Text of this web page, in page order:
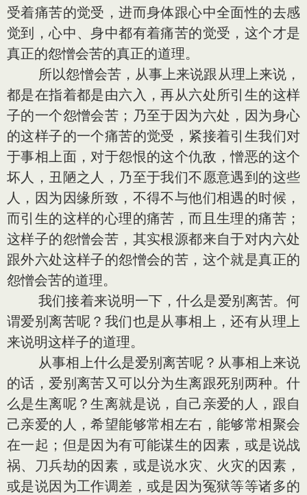
受着痛苦的觉受，进而身体跟心中全面性的去感
觉到，心中、身中都有着痛苦的觉受，这个才是
真正的怨憎会苦的真正的道理。
所以怨憎会苦，从事上来说跟从理上来说，
都是在指着都是由六入，再从六处所引生的这样
子的一个怨憎会苦；乃至于因为六处，因为身心
的这样子的一个痛苦的觉受，紧接着引生我们对
于事相上面，对于怨恨的这个仇敌，憎恶的这个
坏人，丑陋之人，乃至于我们不愿意遇到的这些
人，因为因缘所致，不得不与他们相遇的时候，
而引生的这样的心理的痛苦，而且生理的痛苦；
这样子的怨憎会苦，其实根源都来自于对内六处
跟外六处这样子的怨憎会的苦，这个就是真正的
怨憎会苦的道理。
我们接着来说明一下，什么是爱别离苦。何
谓爱别离苦呢？我们也是从事相上，还有从理上
来说明这样子的道理。
从事相上什么是爱别离苦呢？从事相上来说
的话，爱别离苦又可以分为生离跟死别两种。什
么是生离呢？生离就是说，自己亲爱的人，跟自
己亲爱的人，希望能够常相左右，能够常相聚会
在一起；但是因为有可能谋生的因素，或是说战
祸、刀兵劫的因素，或是说水灾、火灾的因素，
或是说因为工作调差，或是因为冤狱等等诸多的